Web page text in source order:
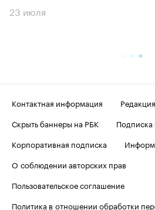
23 июля
Контактная информация
Редакция
Скрыть баннеры на РБК
Подписка
Корпоративная подписка
О соблюдении авторских прав
Пользовательское соглашение
Политика в отношении обработки